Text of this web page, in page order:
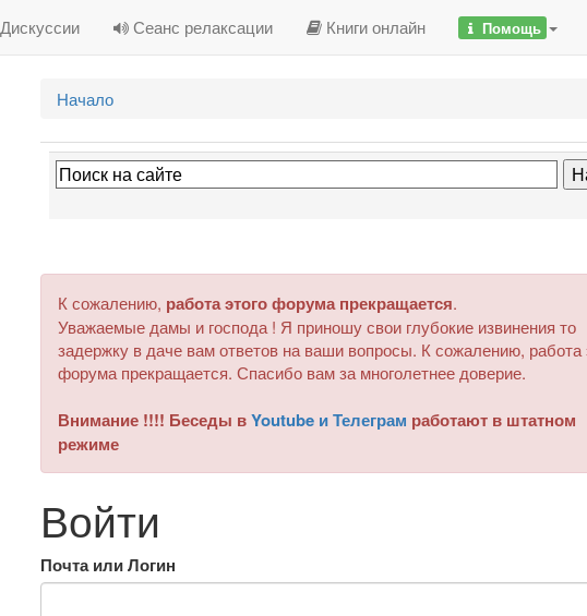
Дискуссии Сеанс релаксации Книги онлайн Помощь
Начало
К сожалению, работа этого форума прекращается.
Уважаемые дамы и господа ! Я приношу свои глубокие извинения то
задержку в даче вам ответов на ваши вопросы. К сожалению, работа
форума прекращается. Спасибо вам за многолетнее доверие.
Внимание !!!! Беседы вYoutube и Телеграм работают в штатном
режиме
Войти
Почта или Логин